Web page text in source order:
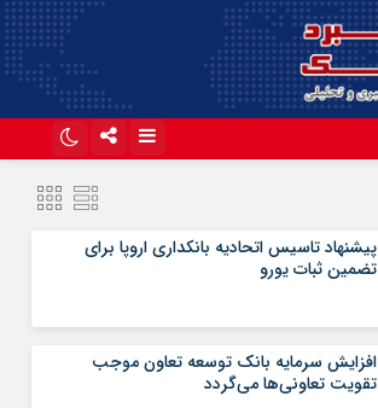
پیشنهاد تاسیس اتحادیه بانکداری اروپا برای
تضمین ثبات یورو
افزایش سرمایه بانک توسعه تعاون موجب
تقویت تعاونی‌ها می‌گردد